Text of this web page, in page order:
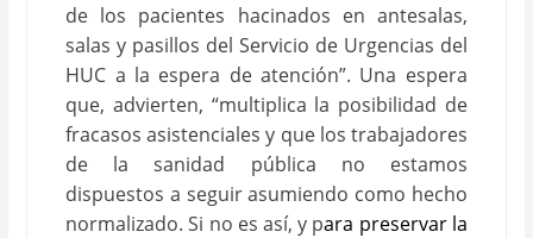
de los pacientes hacinados en antesalas,
salas y pasillos del Servicio de Urgencias del
HUC a la espera de atención”. Una espera
que, advierten, “multiplica la posibilidad de
fracasos asistenciales y que los trabajadores
de la sanidad pública no estamos
dispuestos a seguir asumiendo como hecho
normalizado. Si no es así, y para preservar la